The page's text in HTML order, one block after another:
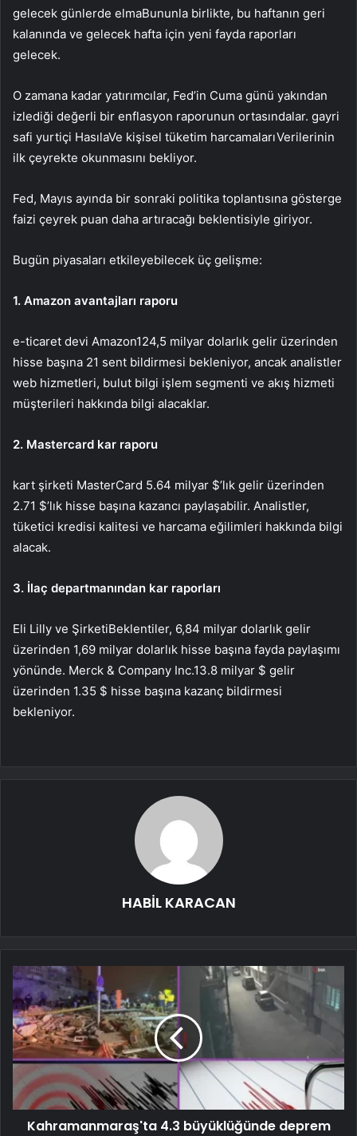
gelecek günlerde elmaBununla birlikte, bu haftanın geri
kalanında ve gelecek hafta için yeni fayda raporları
gelecek.
O zamana kadar yatırımcılar, Fed’in Cuma günü yakından
izlediği değerli bir enflasyon raporunun ortasındalar. gayri
safi yurtiçi HasılaVe kişisel tüketim harcamalarıVerilerinin
ilk çeyrekte okunmasını bekliyor.
Fed, Mayıs ayında bir sonraki politika toplantısına gösterge
faizi çeyrek puan daha artıracağı beklentisiyle giriyor.
Bugün piyasaları etkileyebilecek üç gelişme:
1. Amazon avantajları raporu
e-ticaret devi Amazon124,5 milyar dolarlık gelir üzerinden
hisse başına 21 sent bildirmesi bekleniyor, ancak analistler
web hizmetleri, bulut bilgi işlem segmenti ve akış hizmeti
müşterileri hakkında bilgi alacaklar.
2. Mastercard kar raporu
kart şirketi MasterCard 5.64 milyar $’lık gelir üzerinden
2.71 $’lık hisse başına kazancı paylaşabilir. Analistler,
tüketici kredisi kalitesi ve harcama eğilimleri hakkında bilgi
alacak.
3. İlaç departmanından kar raporları
Eli Lilly ve ŞirketiBeklentiler, 6,84 milyar dolarlık gelir
üzerinden 1,69 milyar dolarlık hisse başına fayda paylaşımı
yönünde. Merck & Company Inc.13.8 milyar $ gelir
üzerinden 1.35 $ hisse başına kazanç bildirmesi
bekleniyor.
HABİL KARACAN
Kahramanmaraş'ta 4.3 büyüklüğünde deprem